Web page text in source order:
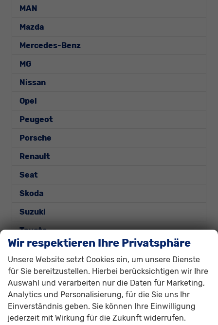
MAN
Mazda
Mercedes-Benz
MG
Nissan
Opel
Peugeot
Porsche
Renault
Seat
Skoda
Suzuki
Toyota
Volkswagen
Volvo
Weitere
Geparkte Fahrzeuge ( 0
Wir respektieren Ihre Privatsphäre
Unsere Website setzt Cookies ein, um unsere Dienste
für Sie bereitzustellen. Hierbei berücksichtigen wir Ihre
Auswahl und verarbeiten nur die Daten für Marketing,
Analytics und Personalisierung, für die Sie uns Ihr
Einverständnis geben. Sie können Ihre Einwilligung
jederzeit mit Wirkung für die Zukunft widerrufen.